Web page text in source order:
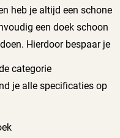
heb je altijd een schone
een doek schoon
Hierdoor bespaar je
categorie
je alle specificaties op